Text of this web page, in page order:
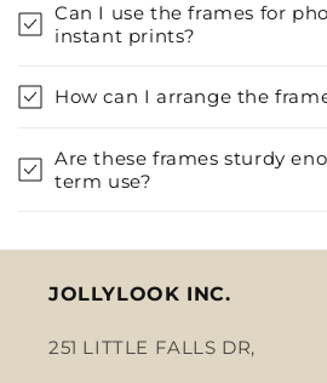
Can I use the frames for
instant prints?
How can I arrange the
Are these frames sturdy
term use?
JOLLYLOOK INC.
251 LITTLE FALLS DR,